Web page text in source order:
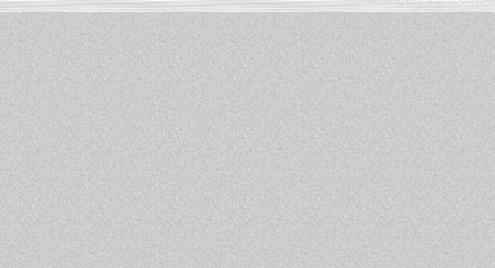
Informations :